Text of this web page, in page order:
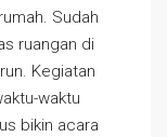
Sudah
ruangan di
Kegiatan
waktu
bikin acara